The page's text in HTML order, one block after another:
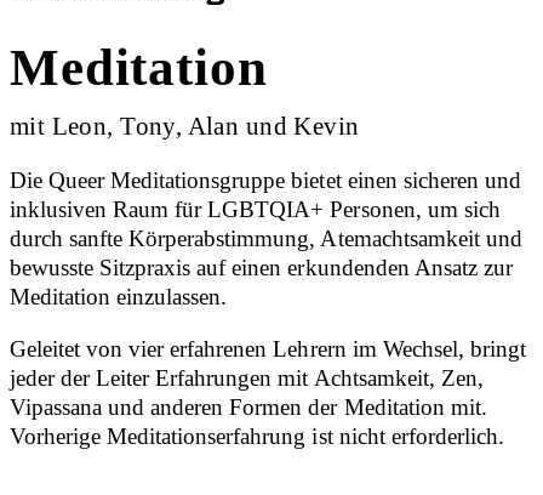
Meditation
mit Leon, Tony, Alan und Kevin
Die Queer Meditationsgruppe bietet einen sicheren und
inklusiven Raum für LGBTQIA+ Personen, um sich
durch sanfte Körperabstimmung, Atemachtsamkeit und
bewusste Sitzpraxis auf einen erkundenden Ansatz zur
Meditation einzulassen.
Geleitet von vier erfahrenen Lehrern im Wechsel, bringt
jeder der Leiter Erfahrungen mit Achtsamkeit, Zen,
Vipassana und anderen Formen der Meditation mit.
Vorherige Meditationserfahrung ist nicht erforderlich.